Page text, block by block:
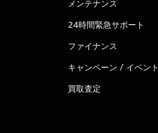
メンテナンス
24時間緊急サポート
ファイナンス
キャンペーン / イベント
買取査定